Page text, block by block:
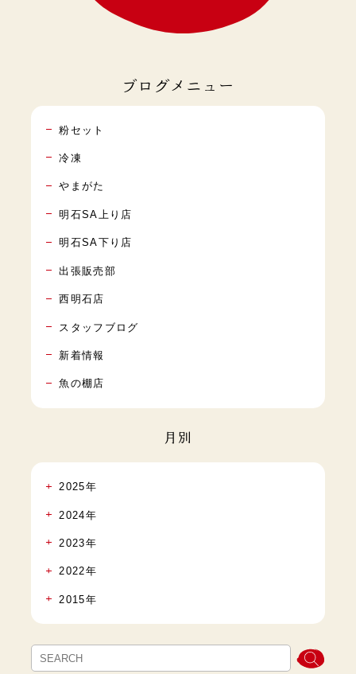
ブログメニュー
粉セット
冷凍
やまがた
明石SA上り店
明石SA下り店
出張販売部
西明石店
スタッフブログ
新着情報
魚の棚店
月別
2025年
2024年
2023年
2022年
2015年